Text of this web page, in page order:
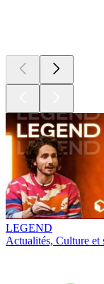
LEGEND
Actualités, Culture et